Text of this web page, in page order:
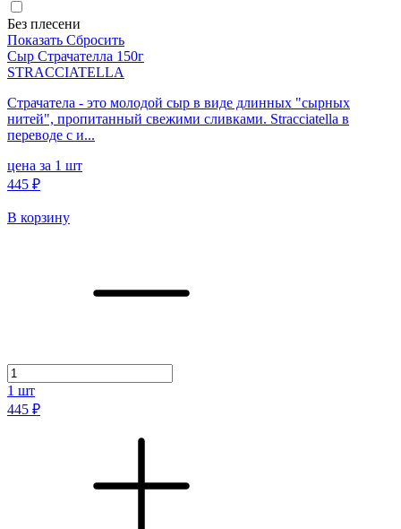
Без плесени
Показать Сбросить
Сыр Страчателла 150г
STRACCIATELLA
Страчатела - это молодой сыр в виде длинных "сырных
нитей", пропитанный свежими сливками. Stracciatella в
переводе с и...
цена за 1 шт
445 ₽
В корзину
1 шт
445 ₽